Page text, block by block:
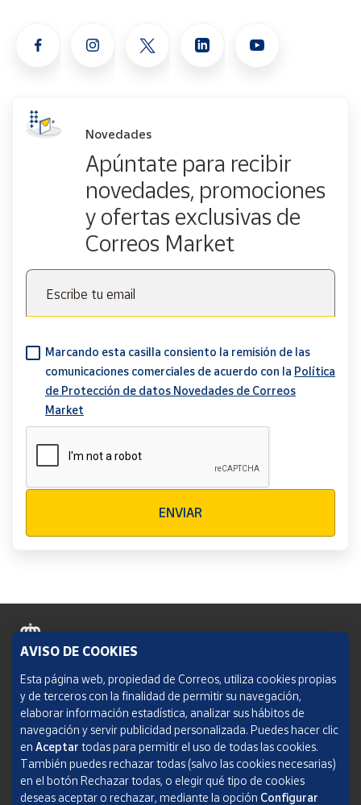
Novedades
Apúntate para recibir
novedades, promociones
y ofertas exclusivas de
Correos Market
Escribe tu email
Marcando esta casilla consiento la remisión de las
comunicaciones comerciales de acuerdo con la Política
de Protección de datos Novedades de Correos
Market
ENVIAR
Política de cookies
Aviso legal
Condiciones del servicio
Política de Privacidad Web
AVISO DE COOKIES
Esta página web, propiedad de Correos, utiliza cookies propias
y de terceros con la finalidad de permitir su navegación,
elaborar información estadística, analizar sus hábitos de
navegación y servir publicidad personalizada. Puedes hacer clic
en Aceptar todas para permitir el uso de todas las cookies.
También puedes rechazar todas (salvo las cookies necesarias)
en el botón Rechazar todas, o elegir qué tipo de cookies
deseas aceptar o rechazar, mediante la opción Configurar